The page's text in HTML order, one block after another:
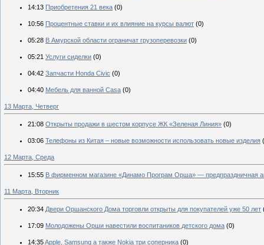
14:13 Приобретения 21 века (0)
10:56 Процентные ставки и их влияние на курсы валют (0)
05:28 В Амурской области ограничат грузоперевозки (0)
05:21 Услуги сиделки (0)
04:42 Запчасти Honda Civic (0)
04:40 Мебель для ванной Casa (0)
13 Марта, Четверг
21:08 Открыты продажи в шестом корпусе ЖК «Зеленая Линия» (0)
03:06 Телефоны из Китая – новые возможности использовать новые изделия
12 Марта, Среда
15:55 В фирменном магазине «Динамо Програм Орша» — предпраздничная
11 Марта, Вторник
20:34 Двери Оршанского Дома торговли открыты для покупателей уже 50 лет
17:09 Молодожены Орши навестили воспитаников детского дома (0)
14:35Apple, Samsung а также Nokia три соперника (0)